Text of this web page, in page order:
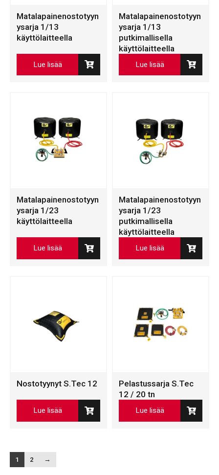
Matalapainenostotyyn
ysarja 1/13
käyttölaitteella
Lue lisää
Matalapainenostotyyn
ysarja 1/13
putkimallisella
käyttölaitteella
Lue lisää
Matalapainenostotyyn
ysarja 1/23
käyttölaitteella
Lue lisää
Matalapainenostotyyn
ysarja 1/23
putkimallisella
käyttölaitteella
Lue lisää
Nostotyynyt S.Tec 12
Lue lisää
Pelastussarja S.Tec
12 / 20 tn
Lue lisää
1 2 →